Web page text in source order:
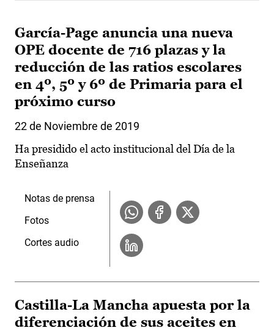
García-Page anuncia una nueva
OPE docente de 716 plazas y la
reducción de las ratios escolares
en 4º, 5º y 6º de Primaria para el
próximo curso
22 de Noviembre de 2019
Ha presidido el acto institucional del Día de la
Enseñanza
Notas de prensa
Fotos
Cortes audio
Castilla-La Mancha apuesta por la
diferenciación de sus aceites en